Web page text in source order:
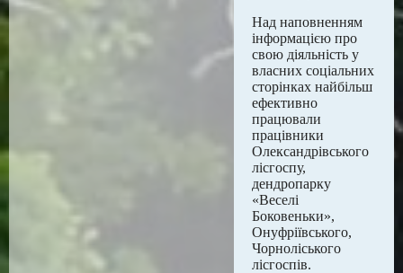
Над наповненням
інформацією про
свою діяльність у
власних соціальних
сторінках найбільш
ефективно
працювали
працівники
Олександрівського
лісгоспу,
дендропарку
«Веселі
Боковеньки»,
Онуфріївського,
Чорноліського
лісгоспів.